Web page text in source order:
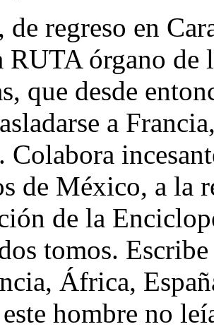
de regreso en
RUTA órgano de
que desde
a
Colabora
de México, a la
de la
tomos.
África,
hombre no